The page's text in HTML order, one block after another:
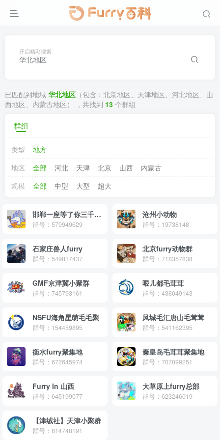
开启精彩搜索
已匹配到地域 华北地区 （包含：北京地区、天津地区、河北地区、山
西地区、内蒙古地区） ，共找到 13 个群组
群组
类型
地方
地区
全部 河北 天津 北京 山西
内蒙古
规模
全部 中型 大型 超大
邯郸一座等了你三千年的福瑞城
群号：579949629
沧州小动物
群号：19738148
石家庄兽人furry
群号：549817437
北京furry动物群
群号：718357838
GMF京津冀小聚群
群号：745793161
哏儿都毛茸茸
群号：438049143
NSFU海角星萌毛毛聚
群号：154459895
凤城毛汇唐山毛茸茸
群号：541162395
衡水furry聚集地
群号：672645974
秦皇岛毛茸茸聚集地
群号：707099251
Furry In 山西
群号：645199077
大草原上furry总部
群号：623246019
【津绒社】天津小聚群
群号：814748191